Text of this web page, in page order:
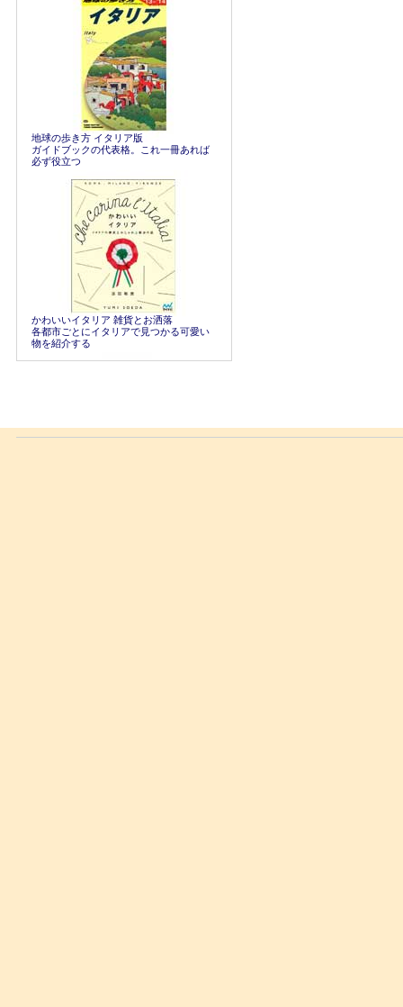
地球の歩き方 イタリア版
ガイドブックの代表格。これ一冊あれば
必ず役立つ
かわいいイタリア 雑貨とお洒落
各都市ごとにイタリアで見つかる可愛い
物を紹介する